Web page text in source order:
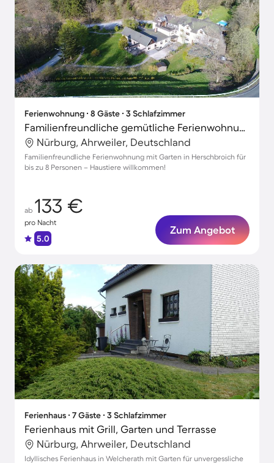
Ferienwohnung ∙ 8 Gäste ∙ 3 Schlafzimmer
Familienfreundliche gemütliche Ferienwohnung mit Grill und Garten | Naturblick | Haustiere sind willkommen
Nürburg, Ahrweiler, Deutschland
Familienfreundliche Ferienwohnung mit Garten in Herschbroich für
bis zu 8 Personen – Haustiere willkommen!
ab 133 €
pro Nacht
5.0
Zum Angebot
Ferienhaus ∙ 7 Gäste ∙ 3 Schlafzimmer
Ferienhaus mit Grill, Garten und Terrasse
Nürburg, Ahrweiler, Deutschland
Idyllisches Ferienhaus in Welcherath mit Garten für unvergessliche